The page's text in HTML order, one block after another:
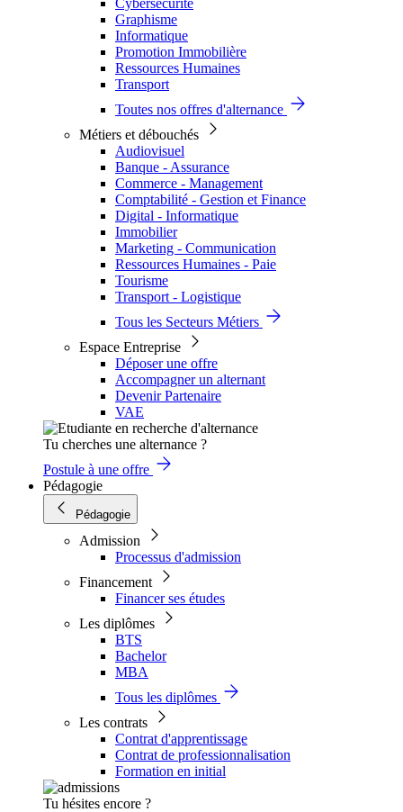
Cybersécurité
Graphisme
Informatique
Promotion Immobilière
Ressources Humaines
Transport
Toutes nos offres d'alternance
Métiers et débouchés
Audiovisuel
Banque - Assurance
Commerce - Management
Comptabilité - Gestion et Finance
Digital - Informatique
Immobilier
Marketing - Communication
Ressources Humaines - Paie
Tourisme
Transport - Logistique
Tous les Secteurs Métiers
Espace Entreprise
Déposer une offre
Accompagner un alternant
Devenir Partenaire
VAE
Tu cherches une alternance ?
Postule à une offre
Pédagogie
Pédagogie
Admission
Processus d'admission
Financement
Financer ses études
Les diplômes
BTS
Bachelor
MBA
Tous les diplômes
Les contrats
Contrat d'apprentissage
Contrat de professionnalisation
Formation en initial
Tu hésites encore ?